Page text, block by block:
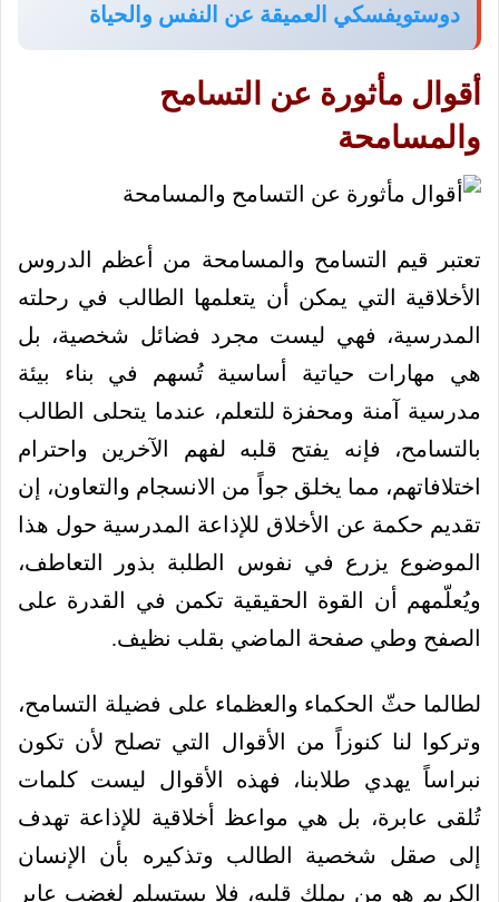
دوستويفسكي العميقة عن النفس والحياة
أقوال مأثورة عن التسامح
والمسامحة
تعتبر قيم التسامح والمسامحة من أعظم الدروس
الأخلاقية التي يمكن أن يتعلمها الطالب في رحلته
المدرسية، فهي ليست مجرد فضائل شخصية، بل
هي مهارات حياتية أساسية تُسهم في بناء بيئة
مدرسية آمنة ومحفزة للتعلم، عندما يتحلى الطالب
بالتسامح، فإنه يفتح قلبه لفهم الآخرين واحترام
اختلافاتهم، مما يخلق جواً من الانسجام والتعاون، إن
تقديم حكمة عن الأخلاق للإذاعة المدرسية حول هذا
الموضوع يزرع في نفوس الطلبة بذور التعاطف،
ويُعلّمهم أن القوة الحقيقية تكمن في القدرة على
الصفح وطي صفحة الماضي بقلب نظيف.
لطالما حثّ الحكماء والعظماء على فضيلة التسامح،
وتركوا لنا كنوزاً من الأقوال التي تصلح لأن تكون
نبراساً يهدي طلابنا، فهذه الأقوال ليست كلمات
تُلقى عابرة، بل هي مواعظ أخلاقية للإذاعة تهدف
إلى صقل شخصية الطالب وتذكيره بأن الإنسان
الكريم هو من يملك قلبه، فلا يستسلم لغضب عابر